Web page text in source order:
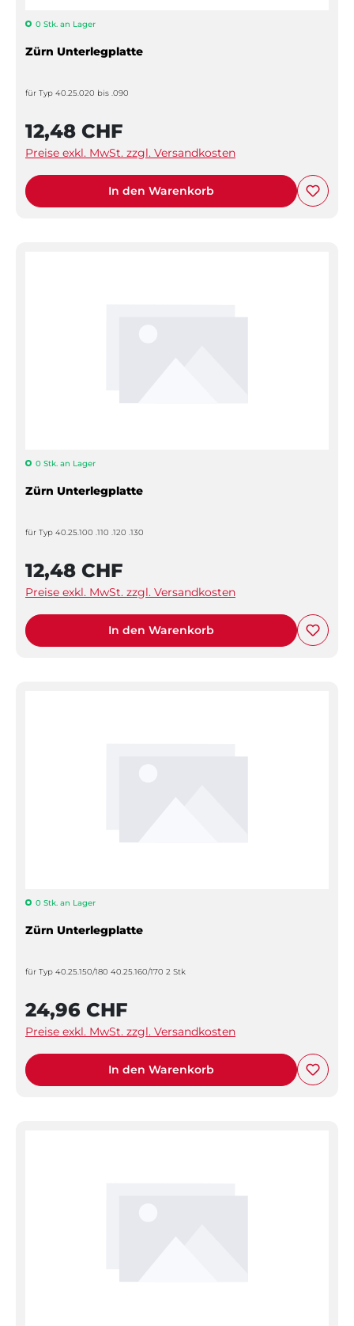
0 Stk. an Lager
Zürn Unterlegplatte
für Typ 40.25.020 bis .090
12,48 CHF
Preise exkl. MwSt. zzgl. Versandkosten
In den Warenkorb
0 Stk. an Lager
Zürn Unterlegplatte
für Typ 40.25.100 .110 .120 .130
12,48 CHF
Preise exkl. MwSt. zzgl. Versandkosten
In den Warenkorb
0 Stk. an Lager
Zürn Unterlegplatte
für Typ 40.25.150/180 40.25.160/170 2 Stk
24,96 CHF
Preise exkl. MwSt. zzgl. Versandkosten
In den Warenkorb